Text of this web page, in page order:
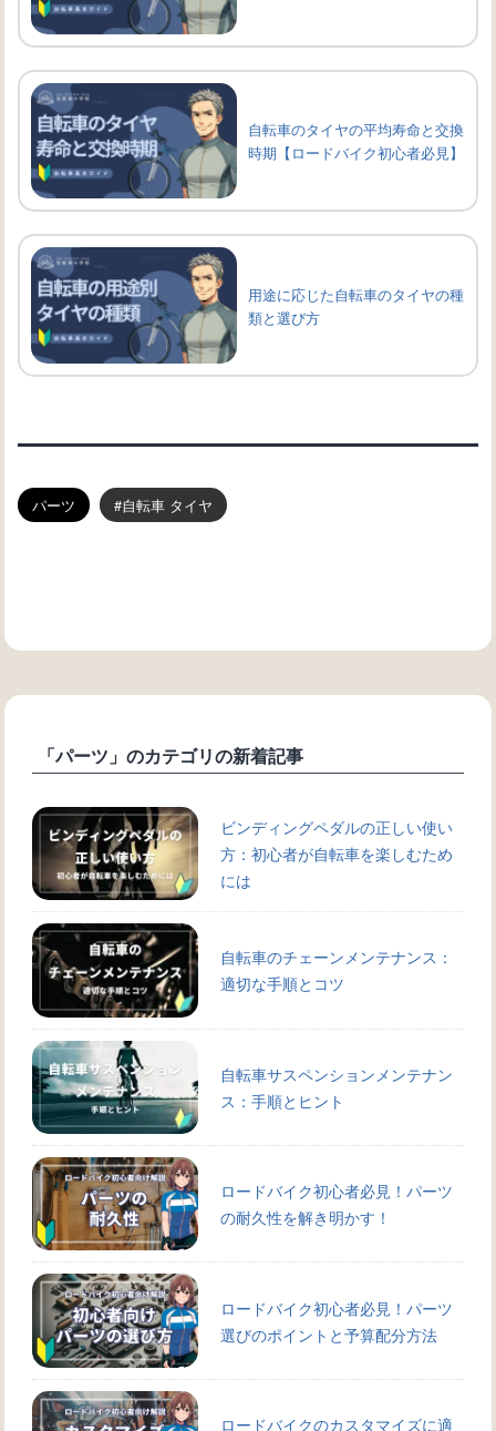
自転車のタイヤの平均寿命と交換
時期【ロードバイク初心者必見】
用途に応じた自転車のタイヤの種
類と選び方
パーツ 自転車 タイヤ
「パーツ」のカテゴリの新着記事
ビンディングペダルの正しい使い
方：初心者が自転車を楽しむため
には
自転車のチェーンメンテナンス：
適切な手順とコツ
自転車サスペンションメンテナン
ス：手順とヒント
ロードバイク初心者必見！パーツ
の耐久性を解き明かす！
ロードバイク初心者必見！パーツ
選びのポイントと予算配分方法
ロードバイクのカスタマイズに適